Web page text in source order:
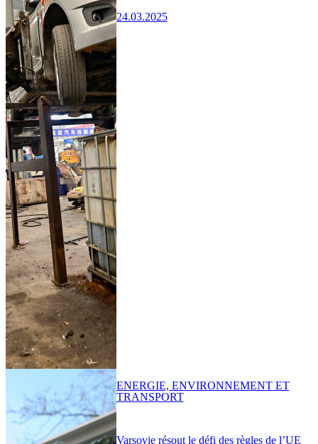
24.03.2025
Varsovie résout le défi des règles de l’UE
ENERGIE, ENVIRONNEMENT ET
TRANSPORT